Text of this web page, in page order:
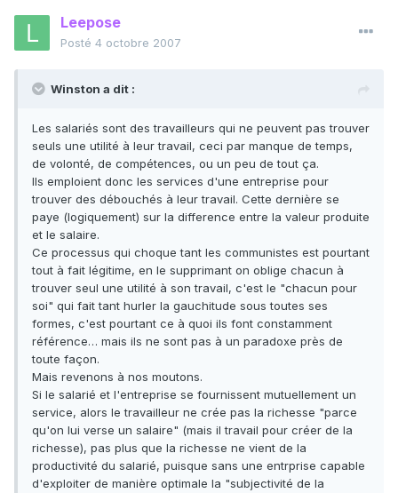
Leepose
Posté 4 octobre 2007
Winston a dit :
Les salariés sont des travailleurs qui ne peuvent pas trouver
seuls une utilité à leur travail, ceci par manque de temps,
de volonté, de compétences, ou un peu de tout ça.
Ils emploient donc les services d'une entreprise pour
trouver des débouchés à leur travail. Cette dernière se
paye (logiquement) sur la difference entre la valeur produite
et le salaire.
Ce processus qui choque tant les communistes est pourtant
tout à fait légitime, en le supprimant on oblige chacun à
trouver seul une utilité à son travail, c'est le "chacun pour
soi" qui fait tant hurler la gauchitude sous toutes ses
formes, c'est pourtant ce à quoi ils font constamment
référence… mais ils ne sont pas à un paradoxe près de
toute façon.
Mais revenons à nos moutons.
Si le salarié et l'entreprise se fournissent mutuellement un
service, alors le travailleur ne crée pas la richesse "parce
qu'on lui verse un salaire" (mais il travail pour créer de la
richesse), pas plus que la richesse ne vient de la
productivité du salarié, puisque sans une entrprise capable
d'exploiter de manière optimale la "subjectivité de la